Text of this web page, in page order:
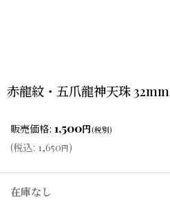
赤龍紋・五爪龍神天珠 32mm
販売価格: 1,500円(税別)
(税込: 1,650円)
在庫なし